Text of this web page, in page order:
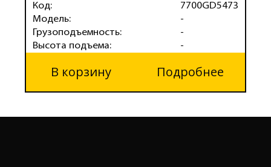
Код:
Модель:
Грузоподъемность:
Высота подъема:
7700GD5473
-
-
-
В корзину Подробнее